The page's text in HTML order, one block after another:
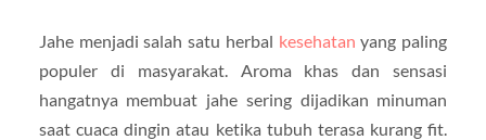
Jahe menjadi salah satu herbal kesehatan yang paling
populer di masyarakat. Aroma khas dan sensasi
hangatnya membuat jahe sering dijadikan minuman
saat cuaca dingin atau ketika tubuh terasa kurang fit.